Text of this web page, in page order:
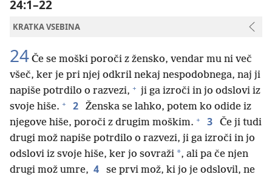
24:1–22
KRATKA VSEBINA
24 Če se moški poroči z žensko, vendar mu ni več
všeč, ker je pri njej odkril nekaj nespodobnega, naj ji
napiše potrdilo o razvezi, + ji ga izroči in jo odslovi iz
svoje hiše. + 2
Ženska se lahko, potem ko odide iz
njegove hiše, poroči z drugim moškim. + 3
Če ji tudi
drugi mož napiše potrdilo o razvezi, ji ga izroči in jo
odslovi iz svoje hiše, ker jo sovraži *, ali pa če njen
drugi mož umre, 4
se prvi mož, ki jo je odslovil, ne